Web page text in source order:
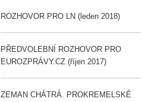
ROZHOVOR PRO LN (leden 2018)
PŘEDVOLEBNÍ ROZHOVOR PRO
EUROZPRÁVY.CZ (říjen 2017)
ZEMAN CHÁTRÁ. PROKREMELSKÉ